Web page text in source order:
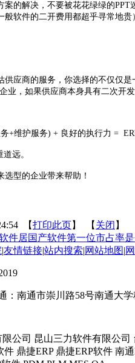
案的解决，不要被花花绿绿的
软件的二开费用都超乎寻常地贵
商的服务，你选择的不仅仅是
业，如果供应商本身具有二次开
维护服务) + 良好的执行力 =
远。
型的企业带来帮助！
【打印此页】 【 关闭 】
件居国产软件第一位市占率是
|友情链接|站内搜索|网站地图|
：南通市崇川路58号南通大
公司 昆山三力软件有限公
鼎捷ERP 鼎捷ERP软件 南